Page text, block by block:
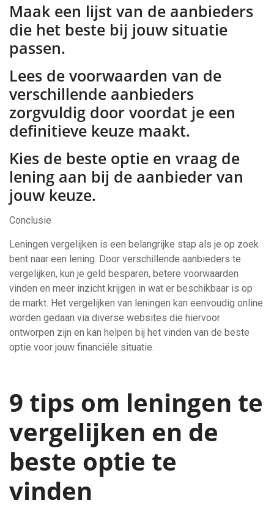
Maak een lijst van de aanbieders
die het beste bij jouw situatie
passen.
Lees de voorwaarden van de
verschillende aanbieders
zorgvuldig door voordat je een
definitieve keuze maakt.
Kies de beste optie en vraag de
lening aan bij de aanbieder van
jouw keuze.
Conclusie
Leningen vergelijken is een belangrijke stap als je op zoek
bent naar een lening. Door verschillende aanbieders te
vergelijken, kun je geld besparen, betere voorwaarden
vinden en meer inzicht krijgen in wat er beschikbaar is op
de markt. Het vergelijken van leningen kan eenvoudig online
worden gedaan via diverse websites die hiervoor
ontworpen zijn en kan helpen bij het vinden van de beste
optie voor jouw financiële situatie.
9 tips om leningen te
vergelijken en de
beste optie te
vinden